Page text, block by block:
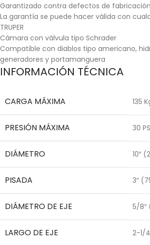
Garantizado contra defectos de
La garantía se puede hacer válida con
TRUPER
Cámara con válvula tipo Schrader
Compatible con diablos tipo americano,
generadores y portamanguera
INFORMACIÓN TÉCNICA
CARGA MÁXIMA 135
PRESIÓN MÁXIMA 30
DIÁMETRO 10″
PISADA 3″
DIÁMETRO DE EJE 5/8″
LARGO DE EJE 2-1/